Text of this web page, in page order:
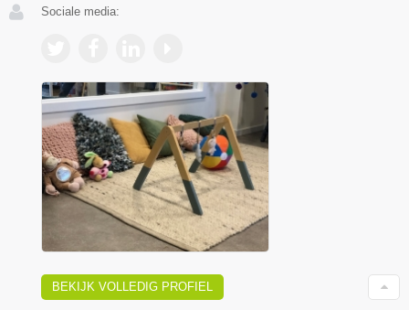
Sociale media:
BEKIJK VOLLEDIG PROFIEL